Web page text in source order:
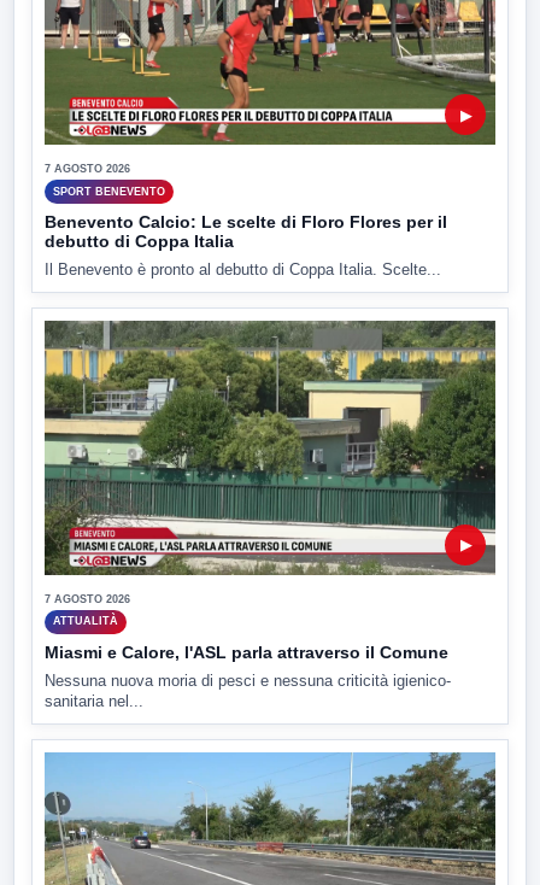
▶
7 AGOSTO 2026
SPORT BENEVENTO
Benevento Calcio: Le scelte di Floro Flores per il
debutto di Coppa Italia
Il Benevento è pronto al debutto di Coppa Italia. Scelte...
▶
7 AGOSTO 2026
ATTUALITÀ
Miasmi e Calore, l'ASL parla attraverso il Comune
Nessuna nuova moria di pesci e nessuna criticità igienico-
sanitaria nel...